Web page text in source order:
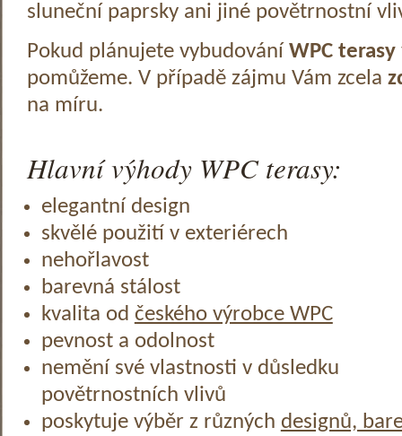
sluneční paprsky ani jiné povětrnostní
Pokud plánujete vybudování WPC terasy
pomůžeme. V případě zájmu Vám zcela
na míru.
Hlavní výhody WPC terasy:
elegantní design
skvělé použití v exteriérech
nehořlavost
barevná stálost
kvalita od českého výrobce WPC
pevnost a odolnost
nemění své vlastnosti v důsledku
povětrnostních vlivů
poskytuje výběr z různých designů,